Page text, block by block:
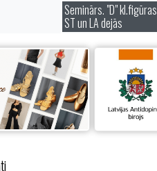
Seminārs. "D" kl.figūras
ST un LA dejās